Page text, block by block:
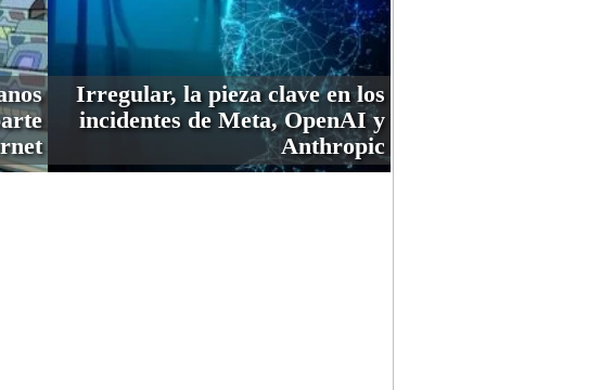
Irregular, la pieza clave en los
incidentes de Meta, OpenAI y
Anthropic